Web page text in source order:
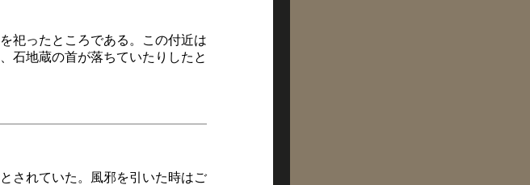
祀ったところである。この付近は
石地蔵の首が落ちていたりしたと
されていた。風邪を引いた時はご